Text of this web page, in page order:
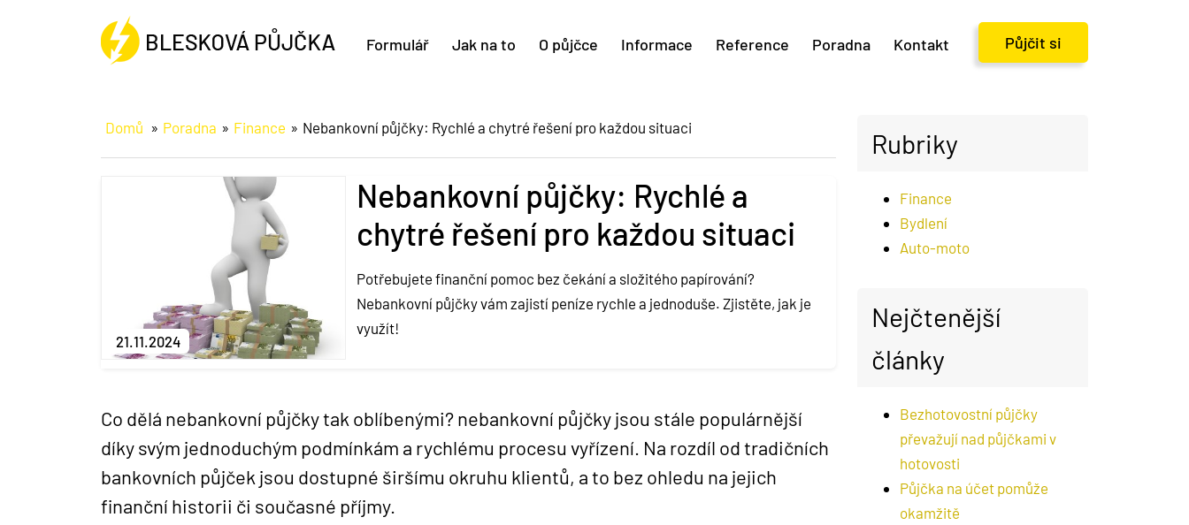
Formulář Jak na to O půjčce Informace Reference Poradna Kontakt Půjčit si
Domů Poradna Finance Nebankovní půjčky: Rychlé a chytré řešení pro každou situaci
21.11.2024
Nebankovní půjčky: Rychlé a
chytré řešení pro každou situaci
Potřebujete finanční pomoc bez čekání a složitého papírování?
Nebankovní půjčky vám zajistí peníze rychle a jednoduše. Zjistěte, jak je
využít!
Co dělá nebankovní půjčky tak oblíbenými? nebankovní půjčky jsou stále populárnější
díky svým jednoduchým podmínkám a rychlému procesu vyřízení. Na rozdíl od tradičních
bankovních půjček jsou dostupné širšímu okruhu klientů, a to bez ohledu na jejich
finanční historii či současné příjmy.
Rubriky
Finance
Bydlení
Auto-moto
Nejčtenější
články
Bezhotovostní půjčky
převažují nad půjčkami v
hotovosti
Půjčka na účet pomůže
okamžitě